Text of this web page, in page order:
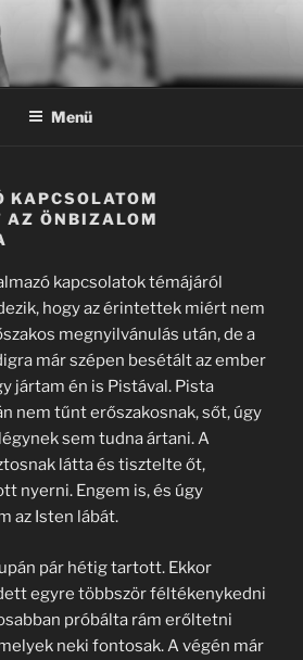
Menü
AZ ÖNBIZALOM
kapcsolatok témájáról
hogy az érintettek miért nem
megnyilvánulás után, de a
már szépen besétált az ember
jártam én is Pistával. Pista
nem tűnt erőszakosnak, sőt, úgy
sem tudna ártani. A
látta és tisztelte őt,
nyerni. Engem is, és úgy
az Isten lábát.
pár hétig tartott. Ekkor
egyre többször féltékenykedni
próbálta rám erőltetni
neki fontosak. A végén már